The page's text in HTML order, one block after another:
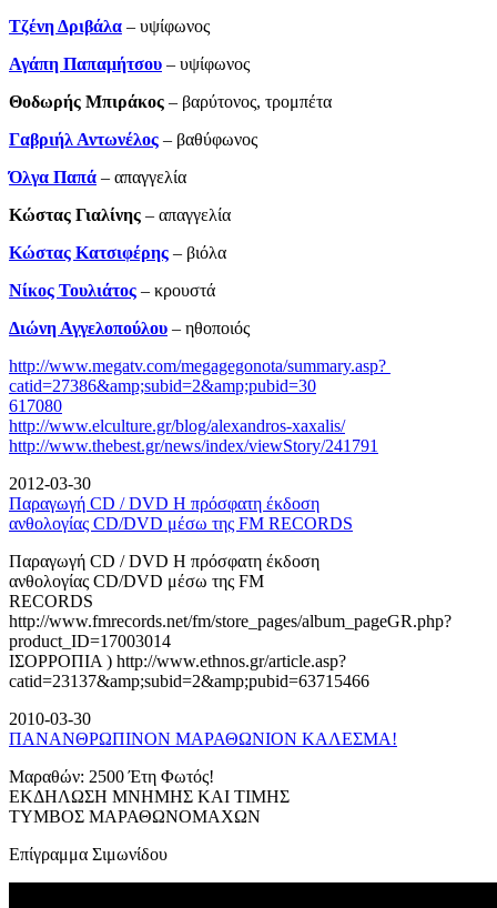
Τζένη Δριβάλα – υψίφωνος
Αγάπη Παπαμήτσου – υψίφωνος
Θοδωρής Μπιράκος – βαρύτονος, τρομπέτα
Γαβριήλ Αντωνέλος – βαθύφωνος
Όλγα Παπά – απαγγελία
Κώστας Γιαλίνης ­– απαγγελία
Κώστας Κατσιφέρης – βιόλα
Νίκος Τουλιάτος – κρουστά
Διώνη Αγγελοπούλου – ηθοποιός
http://www.megatv.com/megagegonota/summary.asp?
catid=27386&amp;subid=2&amp;pubid=30
617080
http://www.elculture.gr/blog/alexandros-xaxalis/
http://www.thebest.gr/news/index/viewStory/241791
2012-03-30
Παραγωγή CD / DVD Η πρόσφατη έκδοση
ανθολογίας CD/DVD μέσω της FM RECORDS
Παραγωγή CD / DVD Η πρόσφατη έκδοση
ανθολογίας CD/DVD μέσω της FM
RECORDS
http://www.fmrecords.net/fm/store_pages/album_pageGR.php?
product_ID=17003014
ΙΣΟΡΡΟΠΙΑ ) http://www.ethnos.gr/article.asp?
catid=23137&amp;subid=2&amp;pubid=63715466
2010-03-30
ΠΑΝΑΝΘΡΩΠΙΝΟΝ ΜΑΡΑΘΩΝΙΟΝ ΚΑΛΕΣΜΑ!
Μαραθών: 2500 Έτη Φωτός!
ΕΚΔΗΛΩΣΗ ΜΝΗΜΗΣ ΚΑΙ ΤΙΜΗΣ
ΤΥΜΒΟΣ ΜΑΡΑΘΩΝΟΜΑΧΩΝ
Επίγραμμα Σιμωνίδου